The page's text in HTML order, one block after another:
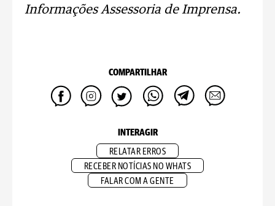
Informações Assessoria de Imprensa.
COMPARTILHAR
INTERAGIR
RELATAR ERROS
RECEBER NOTÍCIAS NO WHATS
FALAR COM A GENTE